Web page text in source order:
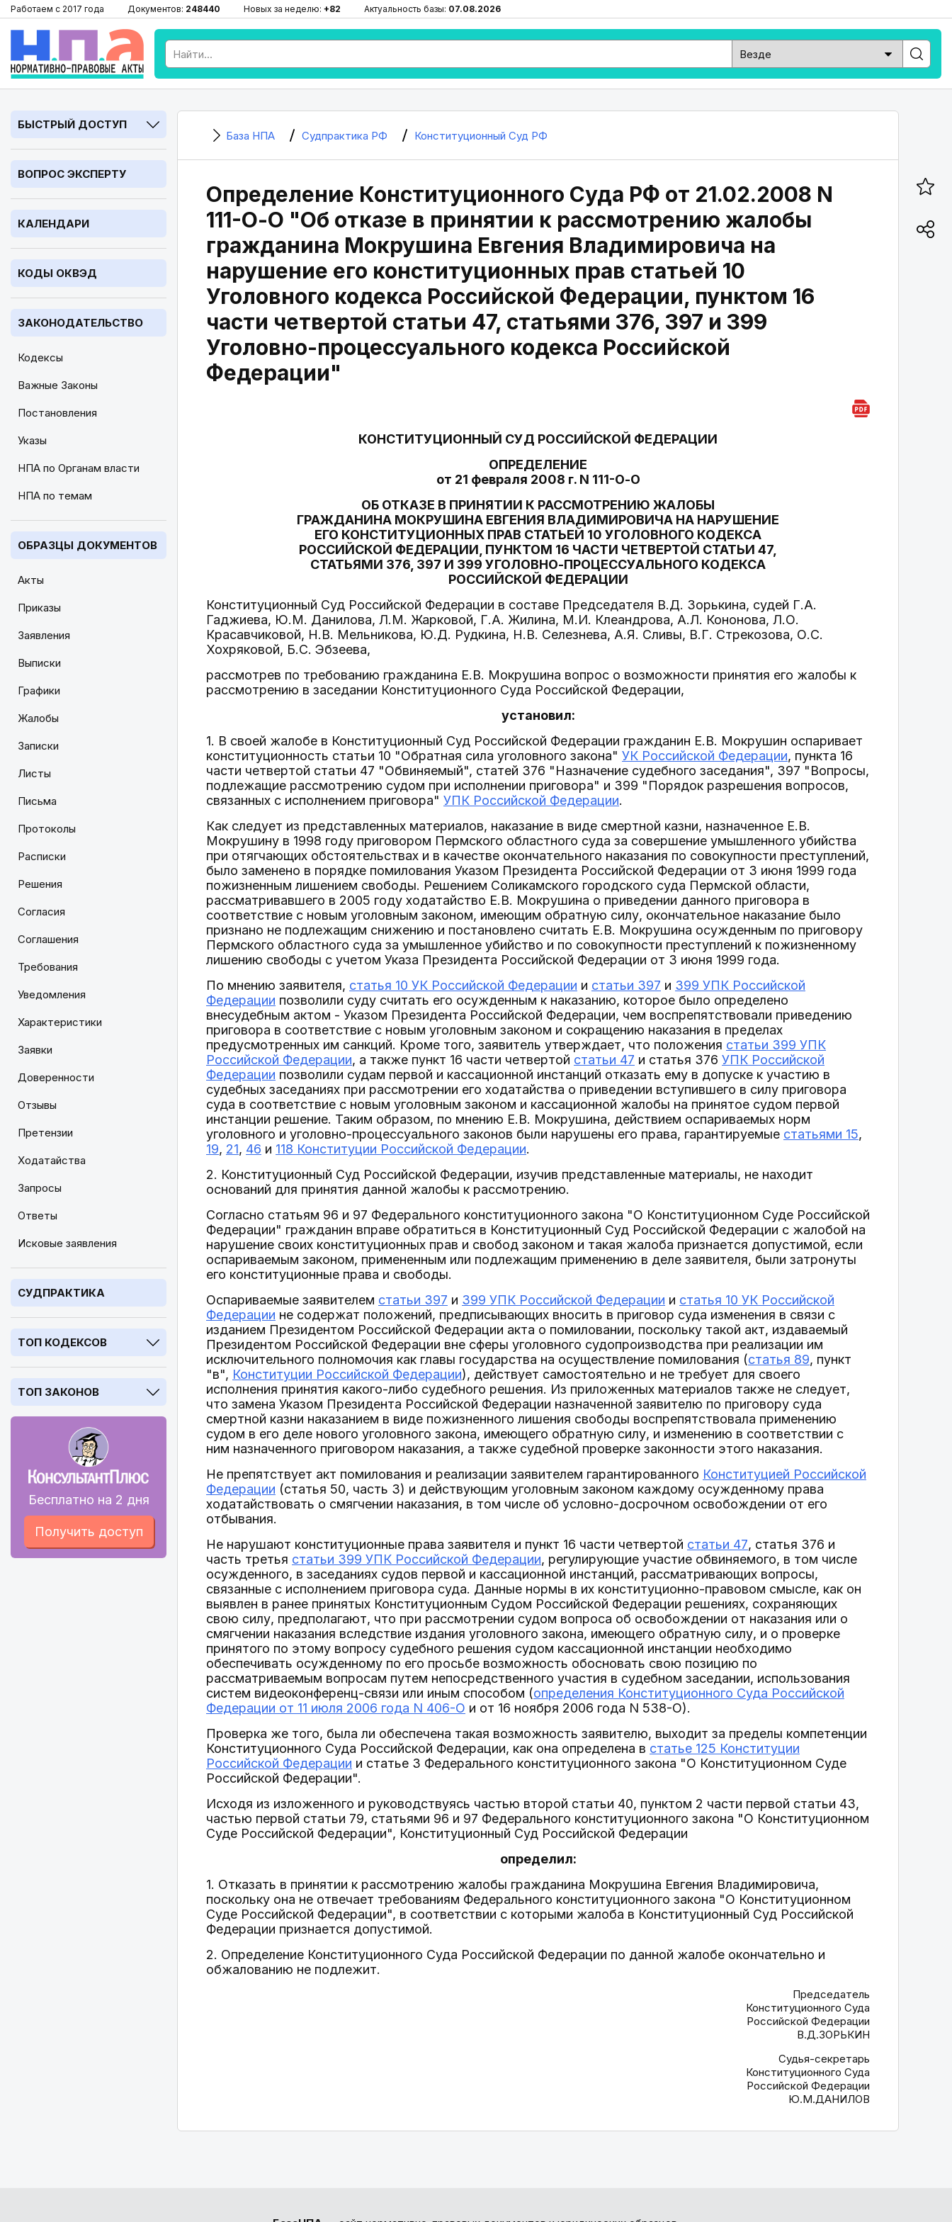
Работаем с 2017 года Документов: 248440 Новых за неделю: +82 Актуальность базы: 07.08.2026
БЫСТРЫЙ ДОСТУП
ВОПРОС ЭКСПЕРТУ
КАЛЕНДАРИ
КОДЫ ОКВЭД
ЗАКОНОДАТЕЛЬСТВО
Кодексы
Важные Законы
Постановления
Указы
НПА по Органам власти
НПА по темам
ОБРАЗЦЫ ДОКУМЕНТОВ
Акты
Приказы
Заявления
Выписки
Графики
Жалобы
Записки
Листы
Письма
Протоколы
Расписки
Решения
Согласия
Соглашения
Требования
Уведомления
Характеристики
Заявки
Доверенности
Отзывы
Претензии
Ходатайства
Запросы
Ответы
Исковые заявления
СУДПРАКТИКА
ТОП КОДЕКСОВ
ТОП ЗАКОНОВ
Бесплатно на 2 дня
Получить доступ
База НПА Судпрактика РФ Конституционный Суд РФ
Определение Конституционного Суда РФ от 21.02.2008 N
111-О-О "Об отказе в принятии к рассмотрению жалобы
гражданина Мокрушина Евгения Владимировича на
нарушение его конституционных прав статьей 10
Уголовного кодекса Российской Федерации, пунктом 16
части четвертой статьи 47, статьями 376, 397 и 399
Уголовно-процессуального кодекса Российской
Федерации"
КОНСТИТУЦИОННЫЙ СУД РОССИЙСКОЙ ФЕДЕРАЦИИ
ОПРЕДЕЛЕНИЕ
от 21 февраля 2008 г. N 111-О-О
ОБ ОТКАЗЕ В ПРИНЯТИИ К РАССМОТРЕНИЮ ЖАЛОБЫ
ГРАЖДАНИНА МОКРУШИНА ЕВГЕНИЯ ВЛАДИМИРОВИЧА НА НАРУШЕНИЕ
ЕГО КОНСТИТУЦИОННЫХ ПРАВ СТАТЬЕЙ 10 УГОЛОВНОГО КОДЕКСА
РОССИЙСКОЙ ФЕДЕРАЦИИ, ПУНКТОМ 16 ЧАСТИ ЧЕТВЕРТОЙ СТАТЬИ 47,
СТАТЬЯМИ 376, 397 И 399 УГОЛОВНО-ПРОЦЕССУАЛЬНОГО КОДЕКСА
РОССИЙСКОЙ ФЕДЕРАЦИИ
Конституционный Суд Российской Федерации в составе Председателя В.Д. Зорькина, судей Г.А.
Гаджиева, Ю.М. Данилова, Л.М. Жарковой, Г.А. Жилина, М.И. Клеандрова, А.Л. Кононова, Л.О.
Красавчиковой, Н.В. Мельникова, Ю.Д. Рудкина, Н.В. Селезнева, А.Я. Сливы, В.Г. Стрекозова, О.С.
Хохряковой, Б.С. Эбзеева,
рассмотрев по требованию гражданина Е.В. Мокрушина вопрос о возможности принятия его жалобы к
рассмотрению в заседании Конституционного Суда Российской Федерации,
установил:
1. В своей жалобе в Конституционный Суд Российской Федерации гражданин Е.В. Мокрушин оспаривает
конституционность статьи 10 "Обратная сила уголовного закона" УК Российской Федерации, пункта 16
части четвертой статьи 47 "Обвиняемый", статей 376 "Назначение судебного заседания", 397 "Вопросы,
подлежащие рассмотрению судом при исполнении приговора" и 399 "Порядок разрешения вопросов,
связанных с исполнением приговора" УПК Российской Федерации.
Как следует из представленных материалов, наказание в виде смертной казни, назначенное Е.В.
Мокрушину в 1998 году приговором Пермского областного суда за совершение умышленного убийства
при отягчающих обстоятельствах и в качестве окончательного наказания по совокупности преступлений,
было заменено в порядке помилования Указом Президента Российской Федерации от 3 июня 1999 года
пожизненным лишением свободы. Решением Соликамского городского суда Пермской области,
рассматривавшего в 2005 году ходатайство Е.В. Мокрушина о приведении данного приговора в
соответствие с новым уголовным законом, имеющим обратную силу, окончательное наказание было
признано не подлежащим снижению и постановлено считать Е.В. Мокрушина осужденным по приговору
Пермского областного суда за умышленное убийство и по совокупности преступлений к пожизненному
лишению свободы с учетом Указа Президента Российской Федерации от 3 июня 1999 года.
По мнению заявителя, статья 10 УК Российской Федерации и статьи 397 и 399 УПК Российской
Федерации позволили суду считать его осужденным к наказанию, которое было определено
внесудебным актом - Указом Президента Российской Федерации, чем воспрепятствовали приведению
приговора в соответствие с новым уголовным законом и сокращению наказания в пределах
предусмотренных им санкций. Кроме того, заявитель утверждает, что положения статьи 399 УПК
Российской Федерации, а также пункт 16 части четвертой статьи 47 и статья 376 УПК Российской
Федерации позволили судам первой и кассационной инстанций отказать ему в допуске к участию в
судебных заседаниях при рассмотрении его ходатайства о приведении вступившего в силу приговора
суда в соответствие с новым уголовным законом и кассационной жалобы на принятое судом первой
инстанции решение. Таким образом, по мнению Е.В. Мокрушина, действием оспариваемых норм
уголовного и уголовно-процессуального законов были нарушены его права, гарантируемые статьями 15,
19, 21, 46 и 118 Конституции Российской Федерации.
2. Конституционный Суд Российской Федерации, изучив представленные материалы, не находит
оснований для принятия данной жалобы к рассмотрению.
Согласно статьям 96 и 97 Федерального конституционного закона "О Конституционном Суде Российской
Федерации" гражданин вправе обратиться в Конституционный Суд Российской Федерации с жалобой на
нарушение своих конституционных прав и свобод законом и такая жалоба признается допустимой, если
оспариваемым законом, примененным или подлежащим применению в деле заявителя, были затронуты
его конституционные права и свободы.
Оспариваемые заявителем статьи 397 и 399 УПК Российской Федерации и статья 10 УК Российской
Федерации не содержат положений, предписывающих вносить в приговор суда изменения в связи с
изданием Президентом Российской Федерации акта о помиловании, поскольку такой акт, издаваемый
Президентом Российской Федерации вне сферы уголовного судопроизводства при реализации им
исключительного полномочия как главы государства на осуществление помилования (статья 89, пункт
"в", Конституции Российской Федерации), действует самостоятельно и не требует для своего
исполнения принятия какого-либо судебного решения. Из приложенных материалов также не следует,
что замена Указом Президента Российской Федерации назначенной заявителю по приговору суда
смертной казни наказанием в виде пожизненного лишения свободы воспрепятствовала применению
судом в его деле нового уголовного закона, имеющего обратную силу, и изменению в соответствии с
ним назначенного приговором наказания, а также судебной проверке законности этого наказания.
Не препятствует акт помилования и реализации заявителем гарантированного Конституцией Российской
Федерации (статья 50, часть 3) и действующим уголовным законом каждому осужденному права
ходатайствовать о смягчении наказания, в том числе об условно-досрочном освобождении от его
отбывания.
Не нарушают конституционные права заявителя и пункт 16 части четвертой статьи 47, статья 376 и
часть третья статьи 399 УПК Российской Федерации, регулирующие участие обвиняемого, в том числе
осужденного, в заседаниях судов первой и кассационной инстанций, рассматривающих вопросы,
связанные с исполнением приговора суда. Данные нормы в их конституционно-правовом смысле, как он
выявлен в ранее принятых Конституционным Судом Российской Федерации решениях, сохраняющих
свою силу, предполагают, что при рассмотрении судом вопроса об освобождении от наказания или о
смягчении наказания вследствие издания уголовного закона, имеющего обратную силу, и о проверке
принятого по этому вопросу судебного решения судом кассационной инстанции необходимо
обеспечивать осужденному по его просьбе возможность обосновать свою позицию по
рассматриваемым вопросам путем непосредственного участия в судебном заседании, использования
систем видеоконференц-связи или иным способом (определения Конституционного Суда Российской
Федерации от 11 июля 2006 года N 406-О и от 16 ноября 2006 года N 538-О).
Проверка же того, была ли обеспечена такая возможность заявителю, выходит за пределы компетенции
Конституционного Суда Российской Федерации, как она определена в статье 125 Конституции
Российской Федерации и статье 3 Федерального конституционного закона "О Конституционном Суде
Российской Федерации".
Исходя из изложенного и руководствуясь частью второй статьи 40, пунктом 2 части первой статьи 43,
частью первой статьи 79, статьями 96 и 97 Федерального конституционного закона "О Конституционном
Суде Российской Федерации", Конституционный Суд Российской Федерации
определил:
1. Отказать в принятии к рассмотрению жалобы гражданина Мокрушина Евгения Владимировича,
поскольку она не отвечает требованиям Федерального конституционного закона "О Конституционном
Суде Российской Федерации", в соответствии с которыми жалоба в Конституционный Суд Российской
Федерации признается допустимой.
2. Определение Конституционного Суда Российской Федерации по данной жалобе окончательно и
обжалованию не подлежит.
Председатель
Конституционного Суда
Российской Федерации
В.Д.ЗОРЬКИН
Судья-секретарь
Конституционного Суда
Российской Федерации
Ю.М.ДАНИЛОВ